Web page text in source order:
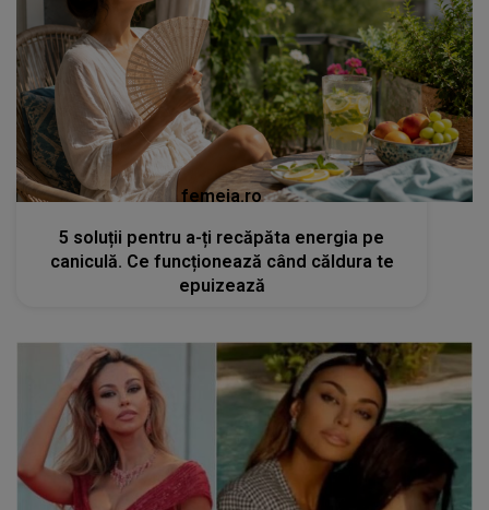
femeia.ro
5 soluții pentru a-ți recăpăta energia pe
caniculă. Ce funcționează când căldura te
epuizează